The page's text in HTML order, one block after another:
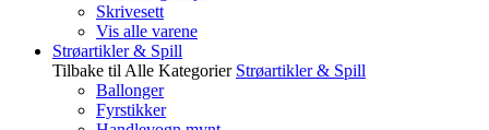
Skrivesett
Vis alle varene
Strøartikler & Spill
Tilbake til Alle Kategorier Strøartikler & Spill
Ballonger
Fyrstikker